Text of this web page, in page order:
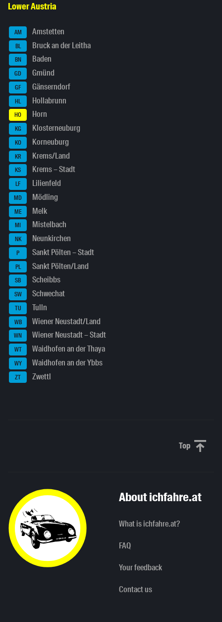
Lower Austria
AM Amstetten
BL Bruck an der Leitha
BN Baden
GD Gmünd
GF Gänserndorf
HL Hollabrunn
HO Horn
KG Klosterneuburg
KO Korneuburg
KR Krems/Land
KS Krems – Stadt
LF Lilienfeld
MD Mödling
ME Melk
MI Mistelbach
NK Neunkirchen
P Sankt Pölten – Stadt
PL Sankt Pölten/Land
SB Scheibbs
SW Schwechat
TU Tulln
WB Wiener Neustadt/Land
WN Wiener Neustadt – Stadt
WT Waidhofen an der Thaya
WY Waidhofen an der Ybbs
ZT Zwettl
Top Scroll
About ichfahre.at
What is ichfahre.at?
FAQ
Your feedback
Contact us